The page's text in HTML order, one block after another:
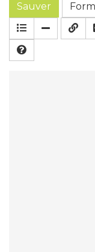
Sauver